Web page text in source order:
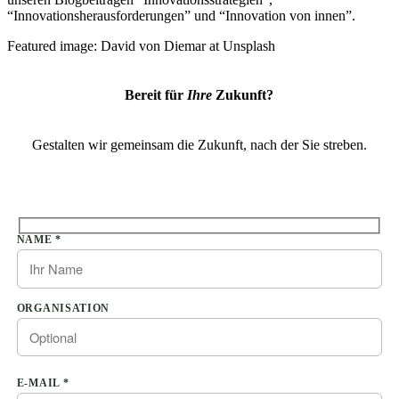
“Innovationsherausforderungen” und “Innovation von innen”.
Featured image: David von Diemar at Unsplash
Bereit für Ihre Zukunft?
Gestalten wir gemeinsam die Zukunft, nach der Sie streben.
Bitte lasse dieses Feld leer.
NAME *
ORGANISATION
E-MAIL *